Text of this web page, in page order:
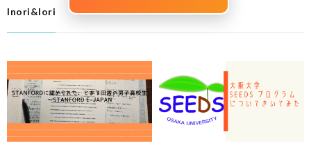
Inori&Iori